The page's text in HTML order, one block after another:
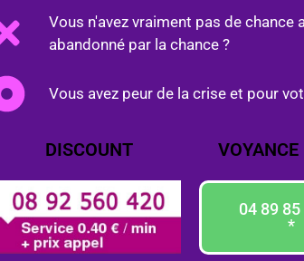
Vous n'avez vraiment pas de chance
abandonné par la chance ?
Vous avez peur de la crise et pour
DISCOUNT VOYANCE
04 89
*